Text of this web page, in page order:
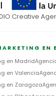
Creative
EN
en Madrid
en Valencia
en Zaragoza